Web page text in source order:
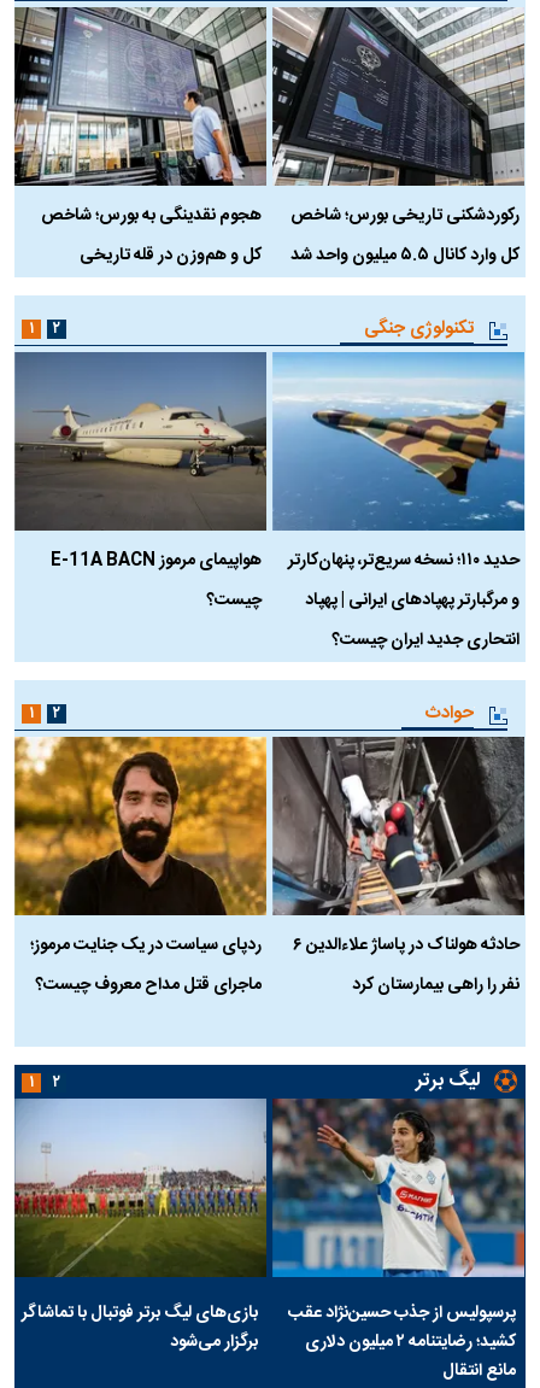
رکوردشکنی تاریخی بورس؛ شاخص
کل وارد کانال ۵.۵ میلیون واحد شد
هجوم نقدینگی به بورس؛ شاخص
کل و هم‌وزن در قله تاریخی
تکنولوژی جنگی
حدید ۱۱۰؛ نسخه سریع‌تر، پنهان‌کارتر
و مرگبارتر پهپادهای ایرانی | پهپاد
انتحاری جدید ایران چیست؟
هواپیمای مرموز E-11A BACN
چیست؟
۱ ۲
حوادث
حادثه هولناک در پاساژ علاءالدین ۶
نفر را راهی بیمارستان کرد
ردپای سیاست در یک جنایت مرموز؛
ماجرای قتل مداح معروف چیست؟
۱ ۲
لیگ برتر
پرسپولیس از جذب حسین‌نژاد عقب
کشید؛ رضایتنامه ۲ میلیون دلاری
مانع انتقال
بازی‌های لیگ برتر فوتبال با تماشاگر
برگزار می‌شود
۱ ۲